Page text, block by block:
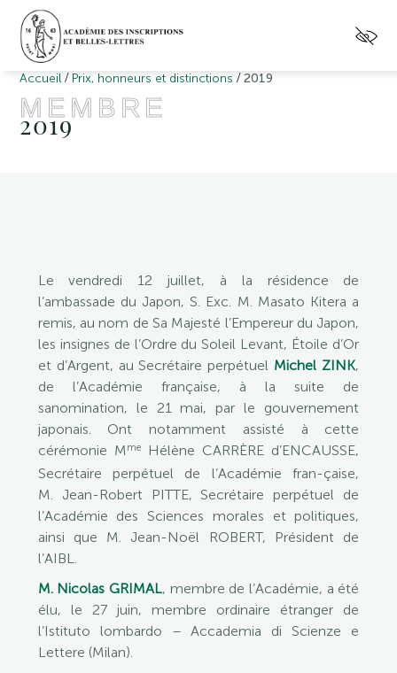
Accueil / Prix, honneurs et distinctions /2019
MEMBRE
2019
Le vendredi 12 juillet, à la résidence de
l’ambassade du Japon, S. Exc. M. Masato Kitera a
remis, au nom de Sa Majesté l’Empereur du Japon,
les insignes de l’Ordre du Soleil Levant, Étoile d’Or
et d’Argent, au Secrétaire perpétuel Michel ZINK,
de l’Académie française, à la suite de
sanomination, le 21 mai, par le gouvernement
japonais. Ont notamment assisté à cette
cérémonie MmeHélène CARRÈRE d’ENCAUSSE,
Secrétaire perpétuel de l’Académie fran-çaise,
M. Jean-Robert PITTE, Secrétaire perpétuel de
l’Académie des Sciences morales et politiques,
ainsi que M. Jean-Noël ROBERT, Président de
l’AIBL.
M. Nicolas GRIMAL, membre de l’Académie, a été
élu, le 27 juin, membre ordinaire étranger de
l’Istituto lombardo – Accademia di Scienze e
Lettere (Milan).